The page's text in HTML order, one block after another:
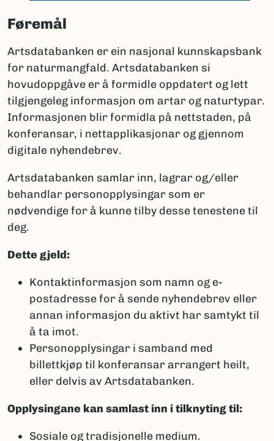
Føremål
Artsdatabanken er ein nasjonal kunnskapsbank
for naturmangfald. Artsdatabanken si
hovudoppgåve er å formidle oppdatert og lett
tilgjengeleg informasjon om artar og naturtypar.
Informasjonen blir formidla på nettstaden, på
konferansar, i nettapplikasjonar og gjennom
digitale nyhendebrev.
Artsdatabanken samlar inn, lagrar og/eller
behandlar personopplysingar som er
nødvendige for å kunne tilby desse tenestene til
deg.
Dette gjeld:
Kontaktinformasjon som namn og e-
postadresse for å sende nyhendebrev eller
annan informasjon du aktivt har samtykt til
å ta imot.
Personopplysingar i samband med
billettkjøp til konferansar arrangert heilt,
eller delvis av Artsdatabanken.​
Opplysingane kan samlast inn i tilknyting til:
Sosiale og tradisjonelle medium.